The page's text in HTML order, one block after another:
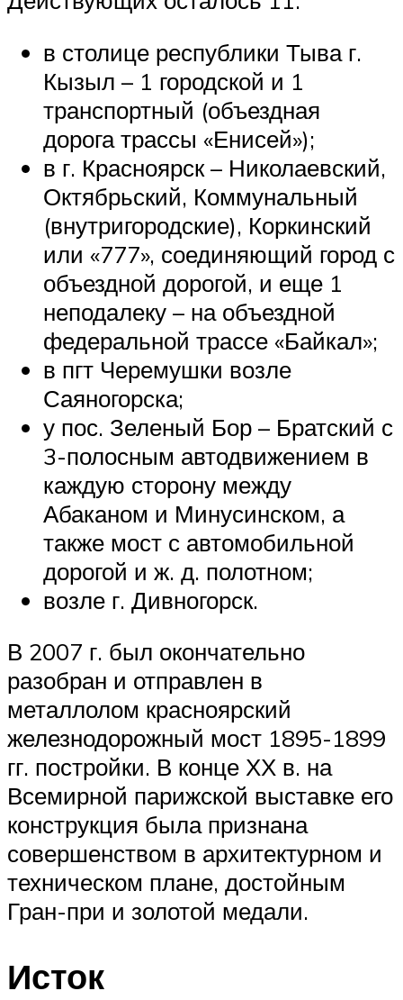
в столице республики Тыва г.
Кызыл – 1 городской и 1
транспортный (объездная
дорога трассы «Енисей»);
в г. Красноярск – Николаевский,
Октябрьский, Коммунальный
(внутригородские), Коркинский
или «777», соединяющий город с
объездной дорогой, и еще 1
неподалеку – на объездной
федеральной трассе «Байкал»;
в пгт Черемушки возле
Саяногорска;
у пос. Зеленый Бор – Братский с
3-полосным автодвижением в
каждую сторону между
Абаканом и Минусинском, а
также мост с автомобильной
дорогой и ж. д. полотном;
возле г. Дивногорск.
В 2007 г. был окончательно
разобран и отправлен в
металлолом красноярский
железнодорожный мост 1895-1899
гг. постройки. В конце ХХ в. на
Всемирной парижской выставке его
конструкция была признана
совершенством в архитектурном и
техническом плане, достойным
Гран-при и золотой медали.
Исток